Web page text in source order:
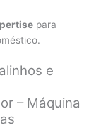
para
e
– Máquina